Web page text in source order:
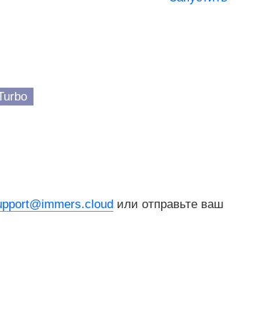
или отправьте ваш